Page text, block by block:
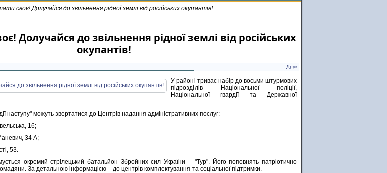
своє! Долучайся до звільнення рідної землі від російських окупантів!
Долучайся до звільнення рідної землі від російських
окупантів!
Друк
У районі триває набір до восьми штурмових
підрозділів Національної поліції,
Національної гвардії та Державної
наступу" можуть звертатися до Центрів надання адміністративних послуг:
16;
34 А;
53.
окремий стрілецький батальйон Збройних сил України – "Тур". Його поповнять патріотично
За детальною інформацією – до центрів комплектування та соціальної підтримки.